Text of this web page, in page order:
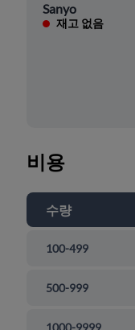
Sanyo
재고 없음
비용
수량
100-499
500-999